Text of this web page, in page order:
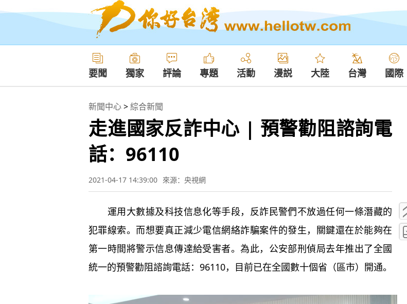
要聞 獨家 評論 專題 活動 漫説 大陸 台灣 國際
新聞中心>綜合新聞
走進國家反詐中心 | 預警勸阻諮詢電
話：96110
2021-04-17 14:39:00 來源：央視網
運用大數據及科技信息化等手段，反詐民警們不放過任何一條潛藏的
犯罪線索。而想要真正減少電信網絡詐騙案件的發生，關鍵還在於能夠在
第一時間將警示信息傳達給受害者。為此，公安部刑偵局去年推出了全國
統一的預警勸阻諮詢電話：96110，目前已在全國數十個省（區市）開通。